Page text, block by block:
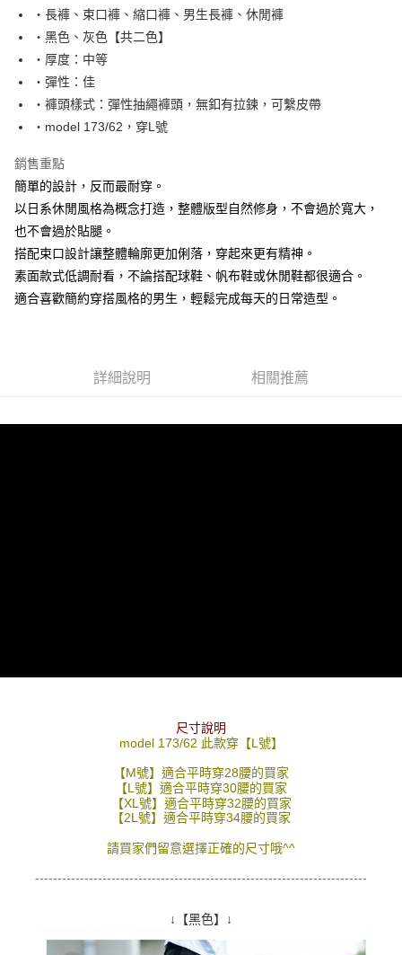
AFTEE先享後付
相關說明
【關於「AFTEE先享後付」】
AFTEE先享後付是「在收到商品之後才付款」的支付方式。 讓您購物簡單
便利好安心！
１．簡單：不需註冊會員、不需綁卡、不需儲值。
３．安心：先確認商品／服務後，再付款。
【「AFTEE先享後付」結帳流程】
１．於結帳方式選擇「AFTEE先享後付」後，將跳轉至「AFTEE先享後付」
結帳頁面，進行簡訊認證並確認金額後，即可完成結帳。
２．訂單成立數日內，您將收到繳費通知簡訊。
３．收到繳費通知簡訊後14天內，點擊此簡訊中的連結，可透過四大超商／
ATM／網路銀行／等多元方式進行付款，方視為交易完成。
※ 請注意：結帳手續完成當下不需立刻繳費，但若您需要取消訂單，請聯絡
購買商品的店家。未經商家同意取消之訂單仍視為有效，需透過AFTEE先享
後付繳納相關費用。
權轉讓予恩沛科技股份有限公司。
ATM付款
運送方式
每筆NT$80，滿NT$1,800(含以上)免運費
先付款後全家取貨
每筆NT$80，滿NT$1,800(含以上)免運費
7-11付款取貨
每筆NT$80，滿NT$1,800(含以上)免運費
‧長褲、束口褲、縮口褲、男生長褲、休閒褲
‧黑色、灰色【共二色】
‧厚度：中等
‧彈性：佳
‧褲頭樣式：彈性抽繩褲頭，無釦有拉鍊，可繫皮帶
‧model 173/62，穿L號
銷售重點
簡單的設計，反而最耐穿。
以日系休閒風格為概念打造，整體版型自然修身，不會過於寬大，
也不會過於貼腿。
搭配束口設計讓整體輪廓更加俐落，穿起來更有精神。
素面款式低調耐看，不論搭配球鞋、帆布鞋或休閒鞋都很適合。
適合喜歡簡約穿搭風格的男生，輕鬆完成每天的日常造型。
詳細說明 相關推薦
尺寸說明
model 173/62 此款穿【L號】
【M號】適合平時穿28腰的買家
【L號】適合平時穿30腰的買家
【XL號】適合平時穿32腰的買家
【2L號】適合平時穿34腰的買家
請買家們留意選擇正確的尺寸哦^^
--------------------------------------------------------------------------
↓【黑色】↓